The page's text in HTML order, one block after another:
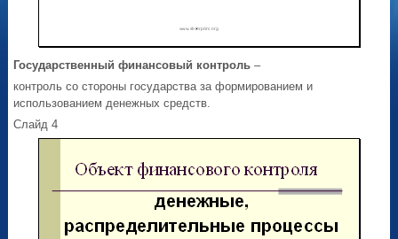
Государственный финансовый контроль –
контроль со стороны государства за формированием и
использованием денежных средств.
Слайд 4